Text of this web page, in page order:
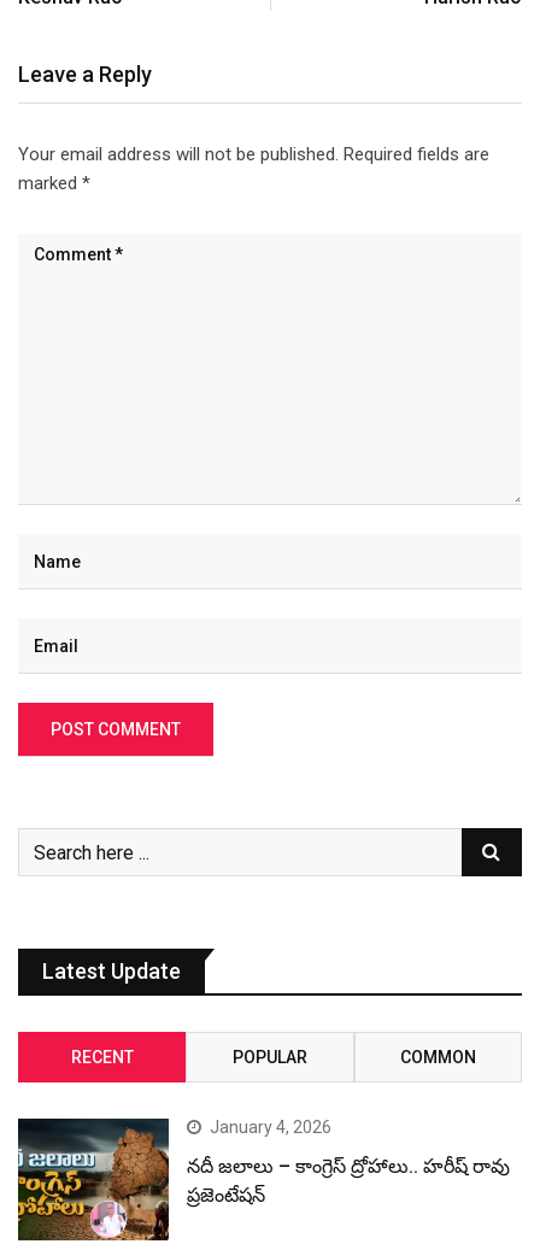
Leave a Reply
Your email address will not be published. Required fields are
marked *
Latest Update
RECENT POPULAR COMMON
January 4, 2026
నదీ జలాలు – కాంగ్రెస్ ద్రోహాలు.. హరీష్ రావు
ప్రజెంటేషన్